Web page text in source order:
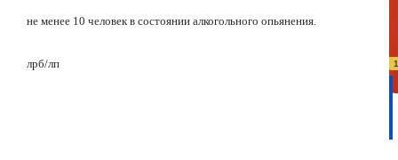
не менее 10 человек в состоянии алкогольного опьянения.
лрб/лп